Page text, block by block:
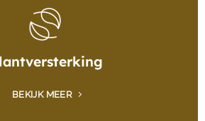
BEKIJK MEER